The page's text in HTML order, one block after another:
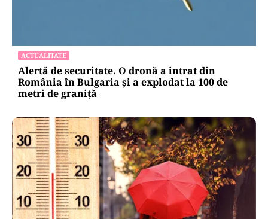
ACTUALITATE
Alertă de securitate. O dronă a intrat din
România în Bulgaria şi a explodat la 100 de
metri de graniţă